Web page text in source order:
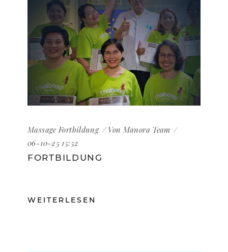
Massage Fortbildung Von Manora Team
06-10-25 15:52
FORTBILDUNG
WEITERLESEN